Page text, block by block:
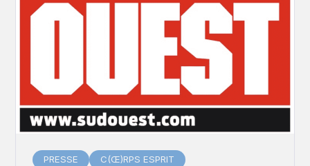
PRESSE C(Œ)RPS ESPRIT